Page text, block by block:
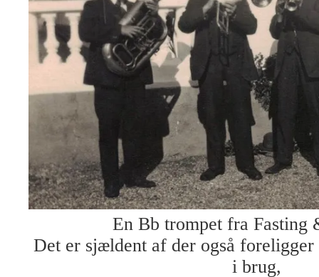
En Bb trompet fra Fasting
Det er sjældent af der også
i brug,